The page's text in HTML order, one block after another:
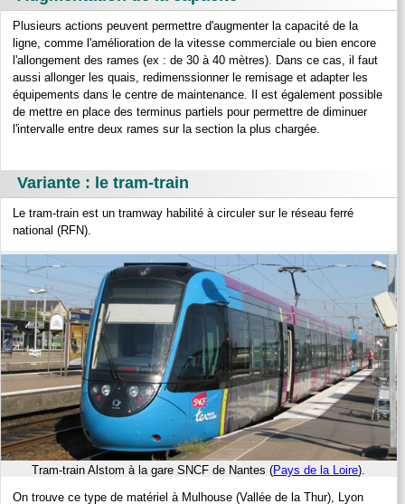
Plusieurs actions peuvent permettre d'augmenter la capacité de la
ligne, comme l'amélioration de la vitesse commerciale ou bien encore
l'allongement des rames (ex : de 30 à 40 mètres). Dans ce cas, il faut
aussi allonger les quais, redimenssionner le remisage et adapter les
équipements dans le centre de maintenance. Il est également possible
de mettre en place des terminus partiels pour permettre de diminuer
l'intervalle entre deux rames sur la section la plus chargée.
Variante : le tram-train
Le tram-train est un tramway habilité à circuler sur le réseau ferré
national (RFN).
Tram-train Alstom à la gare SNCF de Nantes (Pays de la Loire).
On trouve ce type de matériel à Mulhouse (Vallée de la Thur), Lyon